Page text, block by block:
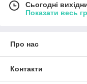
Сьогодні
Показати весь
Про нас
Контакти